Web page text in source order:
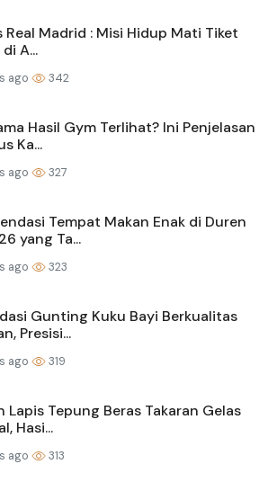
Real Madrid : Misi Hidup Mati Tiket
A...
ago 342
Hasil Gym Terlihat? Ini Penjelasan
Ka...
ago 327
Tempat Makan Enak di Duren
yang Ta...
ago 323
Gunting Kuku Bayi Berkualitas
Presisi...
ago 319
Lapis Tepung Beras Takaran Gelas
Hasi...
ago 313